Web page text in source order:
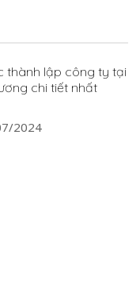
thành lập công ty tại
chi tiết nhất
2024